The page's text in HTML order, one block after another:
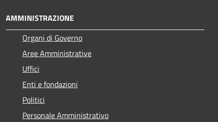
AMMINISTRAZIONE
Organi di Governo
Aree Amministrative
Uffici
Enti e fondazioni
Politici
Personale Amministrativo